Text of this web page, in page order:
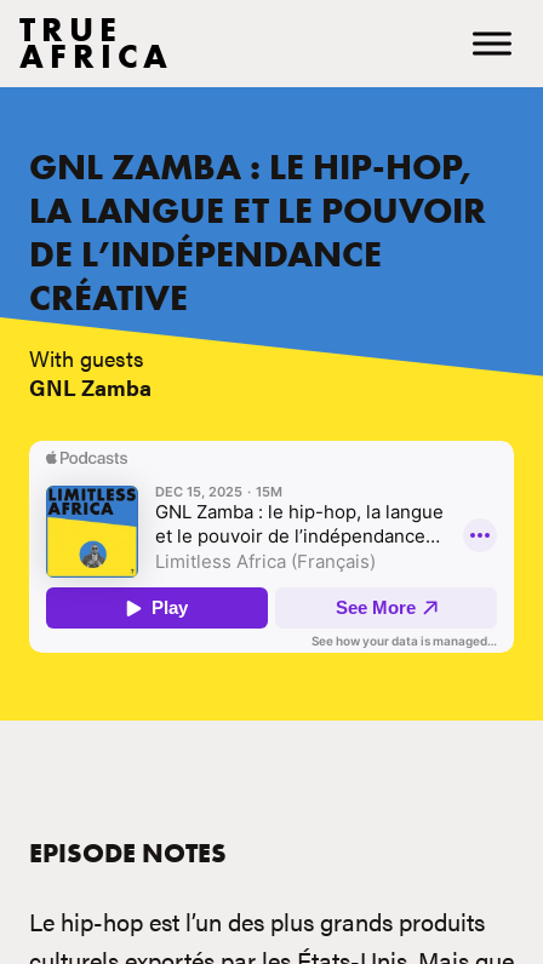
TRUE
AFRICA
GNL ZAMBA : LE HIP-HOP,
LA LANGUE ET LE POUVOIR
DE L’INDÉPENDANCE
CRÉATIVE
With guests
GNL Zamba
EPISODE NOTES
Le hip-hop est l’un des plus grands produits